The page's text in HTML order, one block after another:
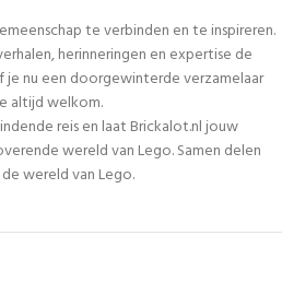
te verbinden en te inspireren.
herinneringen en expertise de
nu een doorgewinterde verzamelaar
altijd welkom.
reis en laat Brickalot.nl jouw
wereld van Lego. Samen delen
wereld van Lego.